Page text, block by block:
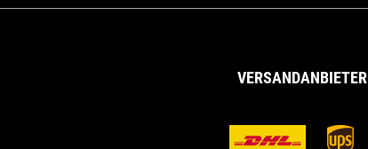
VERSANDANBIETER